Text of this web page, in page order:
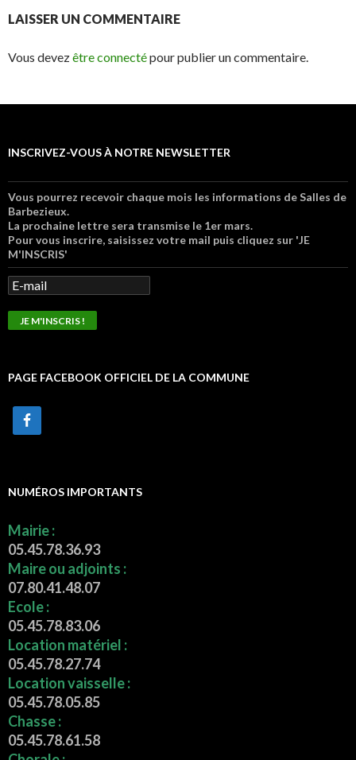
LAISSER UN COMMENTAIRE
Vous devezêtre connectépour publier un commentaire.
INSCRIVEZ-VOUS À NOTRE NEWSLETTER
Vous pourrez recevoir chaque mois les informations de Salles de
Barbezieux.
La prochaine lettre sera transmise le 1er mars.
Pour vous inscrire, saisissez votre mail puis cliquez sur 'JE
M'INSCRIS'
PAGE FACEBOOK OFFICIEL DE LA COMMUNE
NUMÉROS IMPORTANTS
Mairie :
05.45.78.36.93
Maire ou adjoints :
07.80.41.48.07
Ecole :
05.45.78.83.06
Location matériel :
05.45.78.27.74
Location vaisselle :
05.45.78.05.85
Chasse :
05.45.78.61.58